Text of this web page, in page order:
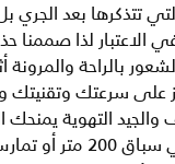
تتذكرها بعد
الاعتبار لذا صممنا
بالراحة والمرونة
على سرعتك
التهوية يمنحك
سواء كنت تشارك في سباق